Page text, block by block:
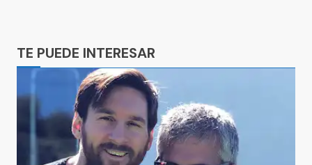
TE PUEDE INTERESAR